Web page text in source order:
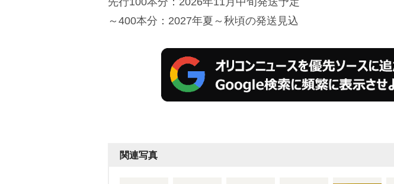
～400本分：2027年夏～秋頃の発送見込
関連写真